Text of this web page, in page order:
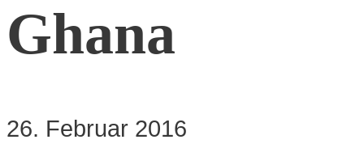
Ghana
26. Februar 2016